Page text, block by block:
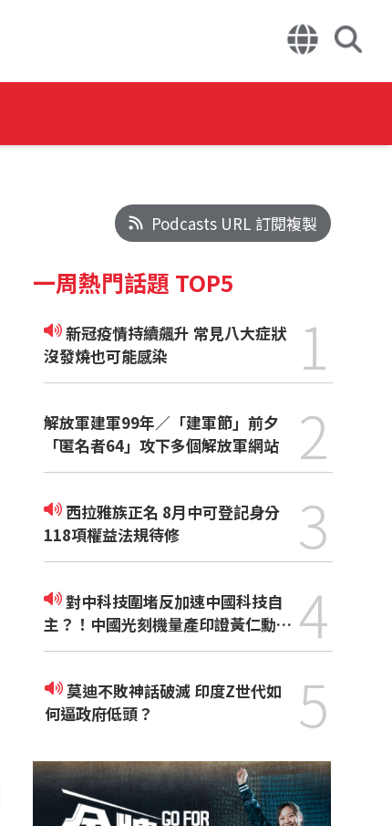
Podcasts URL 訂閱複製
一周熱門話題 TOP5
新冠疫情持續飆升 常見八大症狀
沒發燒也可能感染
1
解放軍建軍99年／「建軍節」前夕
「匿名者64」攻下多個解放軍網站
2
118項權益法規待修
3
對中科技圍堵反加速中國科技自
主？！中國光刻機量產印證黃仁勳觀
點
4
莫迪不敗神話破滅 印度Z世代如
何逼政府低頭？
5